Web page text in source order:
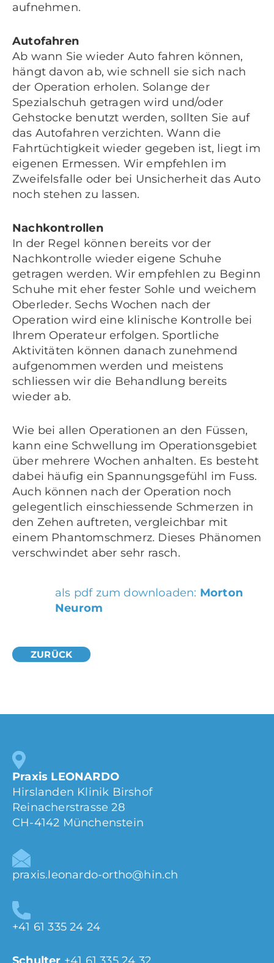
aufnehmen.
Autofahren
Ab wann Sie wieder Auto fahren können,
hängt davon ab, wie schnell sie sich nach
der Operation erholen. Solange der
Spezialschuh getragen wird und/oder
Gehstocke benutzt werden, sollten Sie auf
das Autofahren verzichten. Wann die
Fahrtüchtigkeit wieder gegeben ist, liegt im
eigenen Ermessen. Wir empfehlen im
Zweifelsfalle oder bei Unsicherheit das Auto
noch stehen zu lassen.
Nachkontrollen
In der Regel können bereits vor der
Nachkontrolle wieder eigene Schuhe
getragen werden. Wir empfehlen zu Beginn
Schuhe mit eher fester Sohle und weichem
Oberleder. Sechs Wochen nach der
Operation wird eine klinische Kontrolle bei
Ihrem Operateur erfolgen. Sportliche
Aktivitäten können danach zunehmend
aufgenommen werden und meistens
schliessen wir die Behandlung bereits
wieder ab.
Wie bei allen Operationen an den Füssen,
kann eine Schwellung im Operationsgebiet
über mehrere Wochen anhalten. Es besteht
dabei häufig ein Spannungsgefühl im Fuss.
Auch können nach der Operation noch
gelegentlich einschiessende Schmerzen in
den Zehen auftreten, vergleichbar mit
einem Phantomschmerz. Dieses Phänomen
verschwindet aber sehr rasch.
als pdf zum downloaden: Morton
Neurom
Praxis LEONARDO
Hirslanden Klinik Birshof
Reinacherstrasse 28
CH-4142 Münchenstein
praxis.leonardo-ortho@hin.ch
+41 61 335 24 24